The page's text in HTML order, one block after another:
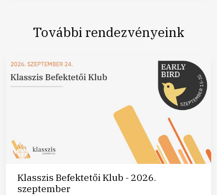
További rendezvényeink
Klasszis Befektetői Klub - 2026.
szeptember